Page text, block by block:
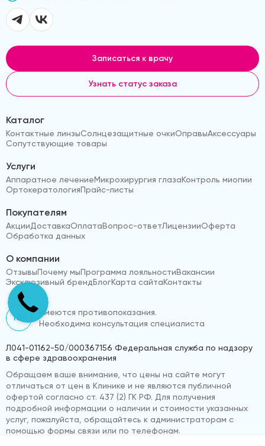
Записаться к врачу
Узнать статус заказа
Каталог
Контактные линзыСолнцезащитные очкиОправыАксессуары
Сопутствующие товары
Услуги
Аппаратное лечениеМикрохирургия глазаКонтроль миопии
ОртокератологияПрайс-листы
Покупателям
АкцииДоставкаОплатаВопрос-ответЛицензииОферта
Обработка данных
О компании
ОтзывыПочему мыПрограмма лояльностиВакансии
Эксклюзивный брендБлогКарта сайтаКонтакты
18+
Имеются противопоказания.
Необходима консультация специалиста
Л041-01162-50/000367156 Федеральная служба по надзору
в сфере здравоохранения
Обращаем ваше внимание, что цены на сайте могут
отличаться от цен в Клинике и не являются публичной
офертой согласно ст. 437 (2) ГК РФ. Для получения
подробной информации о наличии и стоимости указанных
услуг, пожалуйста, обращайтесь к администраторам с
помощью формы связи или по телефонам.